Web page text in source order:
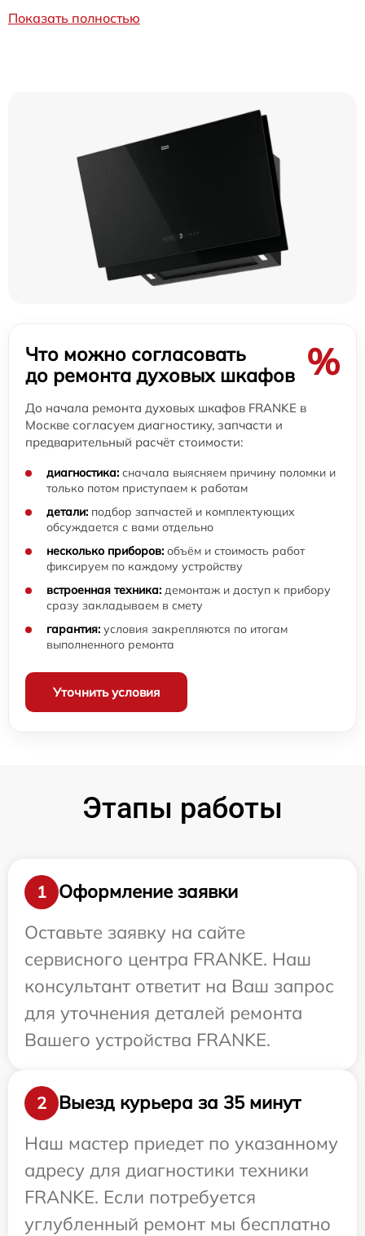
Показать полностью
Что можно согласовать
до ремонта духовых шкафов %
До начала ремонта духовых шкафов FRANKE в
Москве согласуем диагностику, запчасти и
предварительный расчёт стоимости:
диагностика: сначала выясняем причину поломки и
только потом приступаем к работам
детали: подбор запчастей и комплектующих
обсуждается с вами отдельно
несколько приборов: объём и стоимость работ
фиксируем по каждому устройству
встроенная техника: демонтаж и доступ к прибору
сразу закладываем в смету
гарантия: условия закрепляются по итогам
выполненного ремонта
Уточнить условия
Этапы работы
1
Оформление заявки
Оставьте заявку на сайте
сервисного центра FRANKE. Наш
консультант ответит на Ваш запрос
для уточнения деталей ремонта
Вашего устройства FRANKE.
2
Выезд курьера за 35 минут
Наш мастер приедет по указанному
адресу для диагностики техники
FRANKE. Если потребуется
углубленный ремонт мы бесплатно